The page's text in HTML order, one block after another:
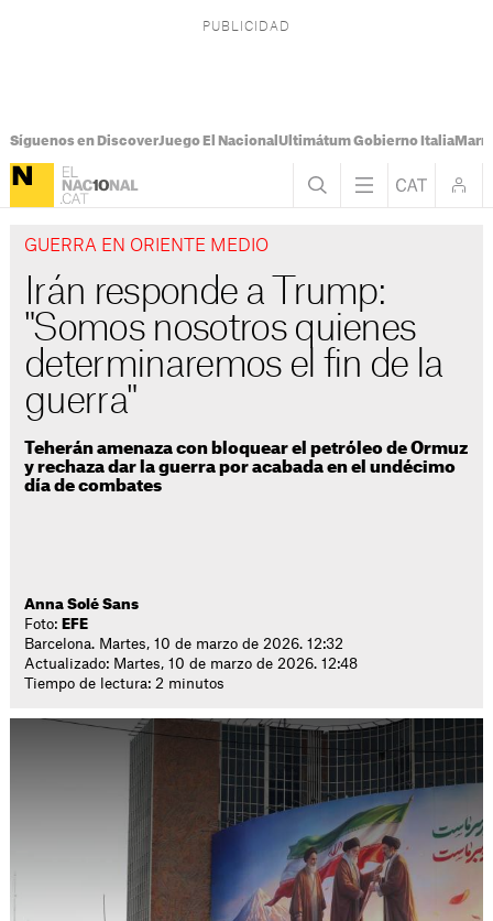
Síguenos en DiscoverJuego El Nacional Ultimátum Gobierno Italia
GUERRA EN ORIENTE MEDIO
Irán responde a Trump:
"Somos nosotros quienes
determinaremos el fin de la
guerra"
Teherán amenaza con bloquear el petróleo de Ormuz
y rechaza dar la guerra por acabada en el undécimo
día de combates
Anna Solé Sans
Foto: EFE
Barcelona. Martes, 10 de marzo de 2026. 12:32
Actualizado: Martes, 10 de marzo de 2026. 12:48
Tiempo de lectura: 2 minutos